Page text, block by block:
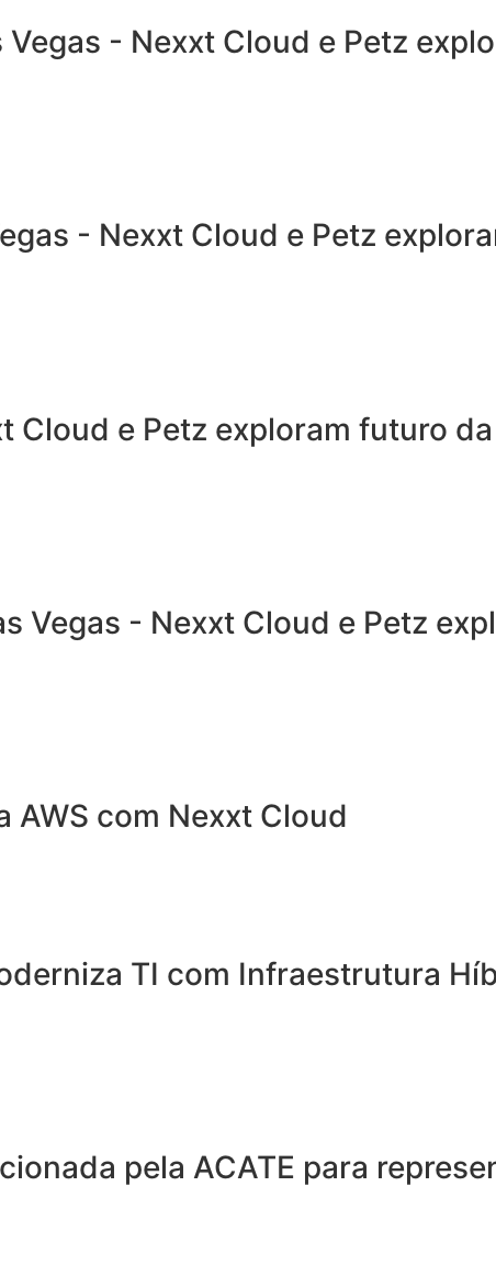
- Nexxt Cloud e Petz
- Nexxt Cloud e Petz
Cloud e Petz exploram futuro
Vegas - Nexxt Cloud e Petz
AWS com Nexxt Cloud
TI com Infraestrutura
pela ACATE para